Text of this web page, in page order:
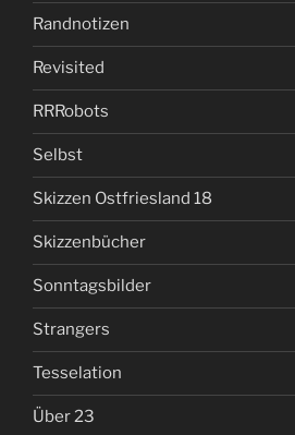
Randnotizen
Revisited
RRRobots
Selbst
Skizzen Ostfriesland 18
Skizzenbücher
Sonntagsbilder
Strangers
Tesselation
Über 23